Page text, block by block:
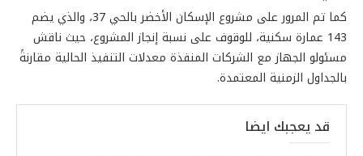
كما تم المرور على مشروع الإسكان الأخضر بالحي 37، والذي يضم
143 عمارة سكنية، للوقوف على نسبة إنجاز المشروع، حيث ناقش
مسئولو الجهاز مع الشركات المنفذة معدلات التنفيذ الحالية مقارنةً
بالجداول الزمنية المعتمدة.
قد يعجبك ايضا